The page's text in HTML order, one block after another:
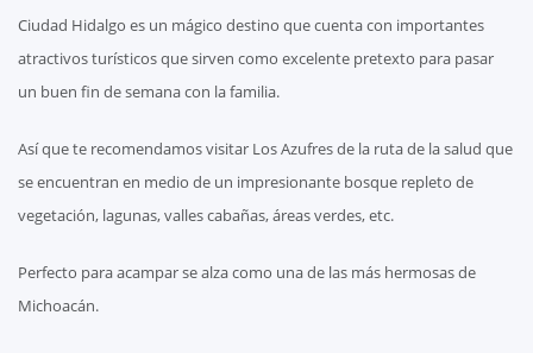
Ciudad Hidalgo es un mágico destino que cuenta con importantes
atractivos turísticos que sirven como excelente pretexto para pasar
un buen fin de semana con la familia.
Así que te recomendamos visitar Los Azufres de la ruta de la salud que
se encuentran en medio de un impresionante bosque repleto de
vegetación, lagunas, valles cabañas, áreas verdes, etc.
Perfecto para acampar se alza como una de las más hermosas de
Michoacán.